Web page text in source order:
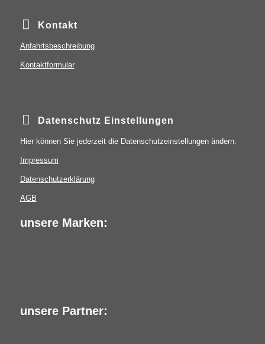
Kontakt
Anfahrtsbeschreibung
Kontaktformular
Datenschutz Einstellungen
Hier können Sie jederzeit die Datenschutzeinstellungen ändern:
Impressum
Datenschutzerklärung
AGB
unsere Marken:
unsere Partner: